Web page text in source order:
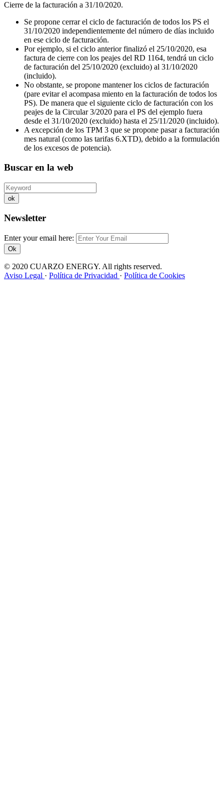
Cierre de la facturación a 31/10/2020.
Se propone cerrar el ciclo de facturación de todos los PS el
31/10/2020 independientemente del número de días incluido
en ese ciclo de facturación.
Por ejemplo, si el ciclo anterior finalizó el 25/10/2020, esa
factura de cierre con los peajes del RD 1164, tendrá un ciclo
de facturación del 25/10/2020 (excluido) al 31/10/2020
(incluido).
No obstante, se propone mantener los ciclos de facturación
(pare evitar el acompasa miento en la facturación de todos los
PS). De manera que el siguiente ciclo de facturación con los
peajes de la Circular 3/2020 para el PS del ejemplo fuera
desde el 31/10/2020 (excluido) hasta el 25/11/2020 (incluido).
A excepción de los TPM 3 que se propone pasar a facturación
mes natural (como las tarifas 6.XTD), debido a la formulación
de los excesos de potencia).
Buscar en la web
ok
Newsletter
Enter your email here:
Ok
© 2020 CUARZO ENERGY. All rights reserved.
Aviso Legal · Política de Privacidad · Política de Cookies